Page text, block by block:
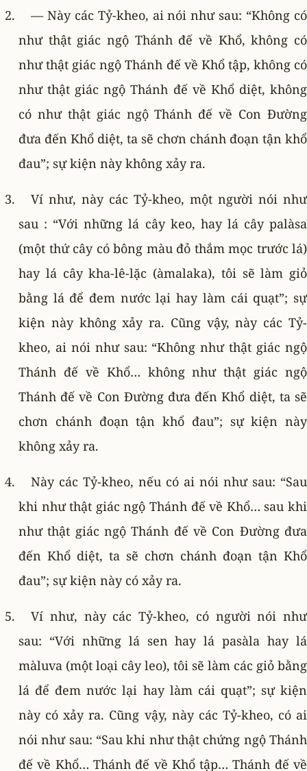
— Này các Tỷ-kheo, ai nói như sau: “Không có
như thật giác ngộ Thánh đế về Khổ, không có
như thật giác ngộ Thánh đế về Khổ tập, không có
như thật giác ngộ Thánh đế về Khổ diệt, không
có như thật giác ngộ Thánh đế về Con Ðường
đưa đến Khổ diệt, ta sẽ chơn chánh đoạn tận khổ
đau”; sự kiện này không xảy ra.
Ví như, này các Tỷ-kheo, một người nói như
sau : “Với những lá cây keo, hay lá cây palàsa
(một thứ cây có bông màu đỏ thắm mọc trước lá)
hay lá cây kha-lê-lặc (àmalaka), tôi sẽ làm giỏ
bằng lá để đem nước lại hay làm cái quạt”; sự
kiện này không xảy ra. Cũng vậy, này các Tỷ-
kheo, ai nói như sau: “Không như thật giác ngộ
Thánh đế về Khổ… không như thật giác ngộ
Thánh đế về Con Ðường đưa đến Khổ diệt, ta sẽ
chơn chánh đoạn tận khổ đau”; sự kiện này
không xảy ra.
Này các Tỷ-kheo, nếu có ai nói như sau: “Sau
khi như thật giác ngộ Thánh đế về Khổ… sau khi
như thật giác ngộ Thánh đế về Con Ðường đưa
đến Khổ diệt, ta sẽ chơn chánh đoạn tận Khổ
đau”; sự kiện này có xảy ra.
Ví như, này các Tỷ-kheo, có người nói như
sau: “Với những lá sen hay lá pasàla hay lá
màluva (một loại cây leo), tôi sẽ làm các giỏ bằng
lá để đem nước lại hay làm cái quạt”; sự kiện
này có xảy ra. Cũng vậy, này các Tỷ-kheo, có ai
nói như sau: “Sau khi như thật chứng ngộ Thánh
đế về Khổ… Thánh đế về Khổ tập… Thánh đế về